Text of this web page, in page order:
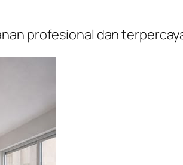
profesional dan